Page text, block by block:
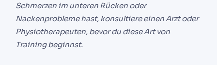
Schmerzen im unteren Rücken oder
Nackenprobleme hast, konsultiere einen Arzt oder
Physiotherapeuten, bevor du diese Art von
Training beginnst.